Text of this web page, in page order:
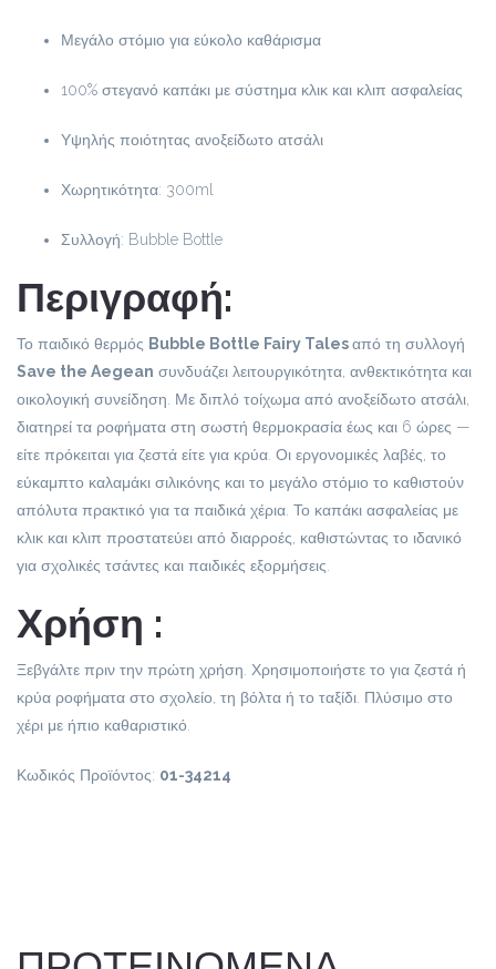
Μεγάλο στόμιο για εύκολο καθάρισμα
100% στεγανό καπάκι με σύστημα κλικ και κλιπ ασφαλείας
Υψηλής ποιότητας ανοξείδωτο ατσάλι
Χωρητικότητα: 300ml
Συλλογή: Bubble Bottle
Περιγραφή:
Το παιδικό θερμός Bubble Bottle Fairy Talesαπό τη συλλογή
Save the Aegean συνδυάζει λειτουργικότητα, ανθεκτικότητα και
οικολογική συνείδηση. Με διπλό τοίχωμα από ανοξείδωτο ατσάλι,
διατηρεί τα ροφήματα στη σωστή θερμοκρασία έως και 6 ώρες —
είτε πρόκειται για ζεστά είτε για κρύα. Οι εργονομικές λαβές, το
εύκαμπτο καλαμάκι σιλικόνης και το μεγάλο στόμιο το καθιστούν
απόλυτα πρακτικό για τα παιδικά χέρια. Το καπάκι ασφαλείας με
κλικ και κλιπ προστατεύει από διαρροές, καθιστώντας το ιδανικό
για σχολικές τσάντες και παιδικές εξορμήσεις.
Χρήση :
Ξεβγάλτε πριν την πρώτη χρήση. Χρησιμοποιήστε το για ζεστά ή
κρύα ροφήματα στο σχολείο, τη βόλτα ή το ταξίδι. Πλύσιμο στο
χέρι με ήπιο καθαριστικό.
Κωδικός Προϊόντος: 01-34214